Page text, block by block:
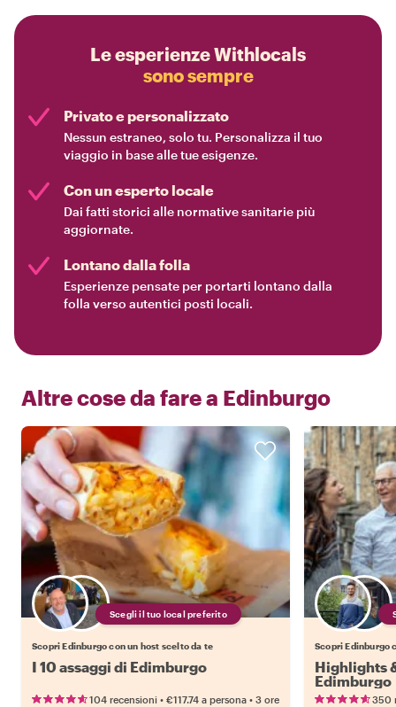
Le esperienze Withlocals
sono sempre
Privato e personalizzato
Nessun estraneo, solo tu. Personalizza il tuo
viaggio in base alle tue esigenze.
Con un esperto locale
Dai fatti storici alle normative sanitarie più
aggiornate.
Lontano dalla folla
Esperienze pensate per portarti lontano dalla
folla verso autentici posti locali.
Altre cose da fare a Edinburgo
Scegli il tuo local preferito
Scopri Edinburgo con un host scelto da te
I 10 assaggi di Edimburgo
104 recensioni • €117.74 a persona • 3 ore
Scopri Edinburgo
Highlights
Edimburgo
350